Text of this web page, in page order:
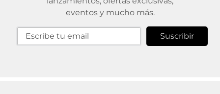
eventos y mucho más.
Suscribir